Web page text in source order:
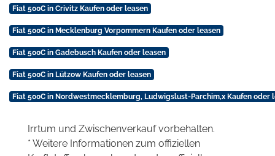
Fiat 500C in Crivitz Kaufen oder leasen
Fiat 500C in Mecklenburg Vorpommern Kaufen oder leasen
Fiat 500C in Gadebusch Kaufen oder leasen
Fiat 500C in Lützow Kaufen oder leasen
Fiat 500C in Nordwestmecklemburg, Ludwigslust-Parchim,x Kaufen oder
Irrtum und Zwischenverkauf vorbehalten.
* Weitere Informationen zum offiziellen